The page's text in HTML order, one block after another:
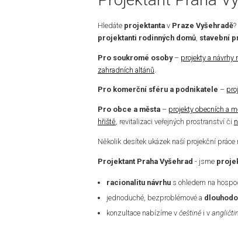
Hledáte projektanta v Praze Vyšehradě
projektanti rodinných domů stavební
Pro soukromé osoby– projekty a návrhy
zahradních altánů
Pro komerční sféru a podnikatele –
Pro obce a města – projekty obecních a
hřiště, revitalizaci veřejných prostranství či
Několik desítek ukázek naší projekční práce
Projektant Praha Vyšehrad - jsme
racionalitu návrhu s ohledem na
jednoduché, bezproblémové a
konzultace nabízíme včeštině i v